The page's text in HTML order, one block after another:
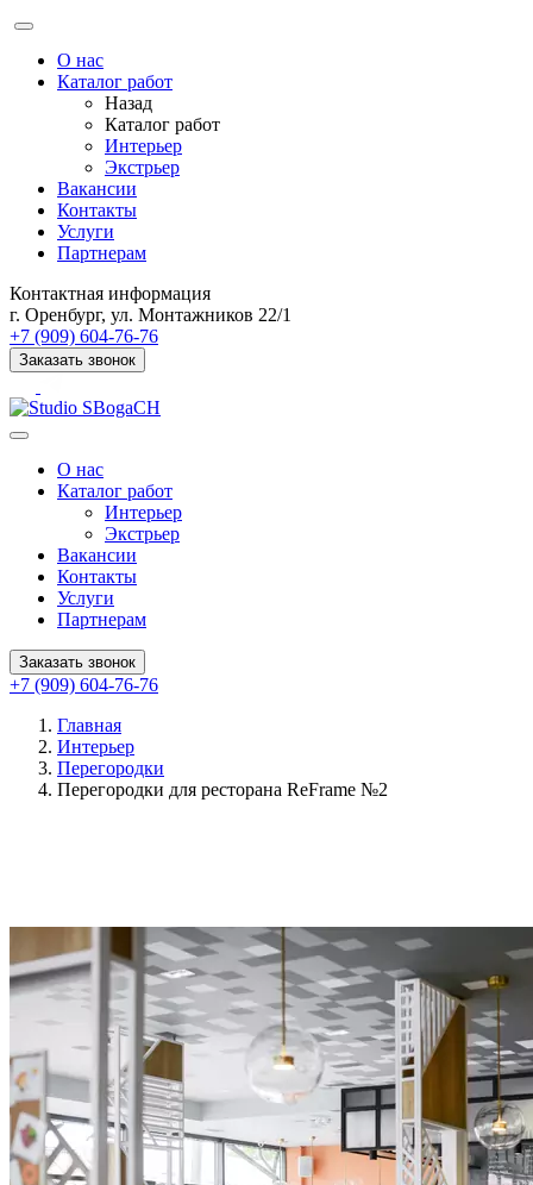
О нас
Каталог работ
Назад
Каталог работ
Интерьер
Экстрьер
Вакансии
Контакты
Услуги
Партнерам
Контактная информация
г. Оренбург, ул. Монтажников 22/1
+7 (909) 604-76-76
Заказать звонок
О нас
Каталог работ
Интерьер
Экстрьер
Вакансии
Контакты
Услуги
Партнерам
Заказать звонок
+7 (909) 604-76-76
Главная
Интерьер
Перегородки
Перегородки для ресторана ReFrame №2